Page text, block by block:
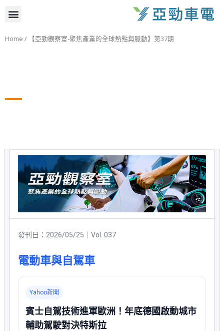
要
選
單
Home / 【亞勁觀察室-聚焦產業的全球熱點與脈動】第37期
發刊日：2026/05/25｜Vol. 037
電動車與自駕車
Yahoo新聞
賓士自駕技術進軍歐洲！年底德國啟動城市
輔助駕駛對決特斯拉